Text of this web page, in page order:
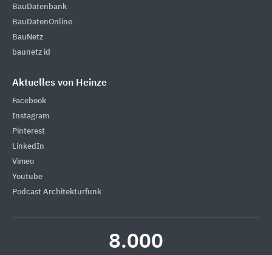
BauDatenbank
BauDatenOnline
BauNetz
baunetz id
Aktuelles von Heinze
Facebook
Instagram
Pinterest
LinkedIn
Vimeo
Youtube
Podcast Architekturfunk
8.000